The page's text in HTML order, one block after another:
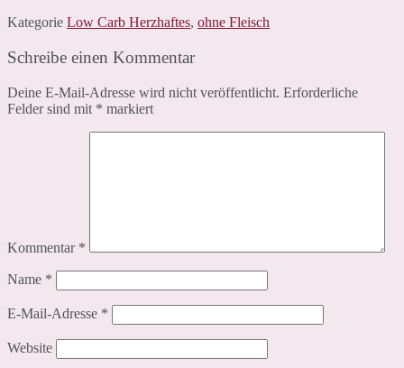
Kategorie Low Carb Herzhaftes, ohne Fleisch
Schreibe einen Kommentar
Deine E-Mail-Adresse wird nicht veröffentlicht. Erforderliche
Felder sind mit * markiert
Kommentar *
Name *
E-Mail-Adresse *
Website